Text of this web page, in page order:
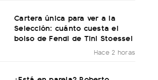
Cartera única para ver a la
Selección: cuánto cuesta el
bolso de Fendi de Tini Stoessel
Hace 2 horas